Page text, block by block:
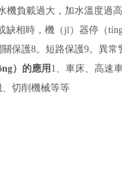
機負載過大，加水溫度過
缺相時，機（jī）器停（
保護8。短路保護9。異常
）的應用 1、車床、高速
切削機械等等